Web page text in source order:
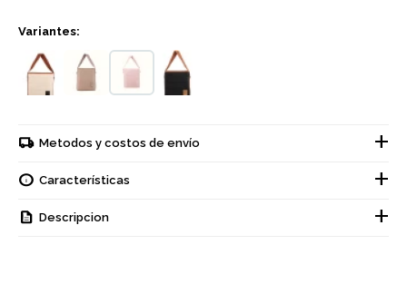
Variantes:
Metodos y costos de envío
Características
Descripcion